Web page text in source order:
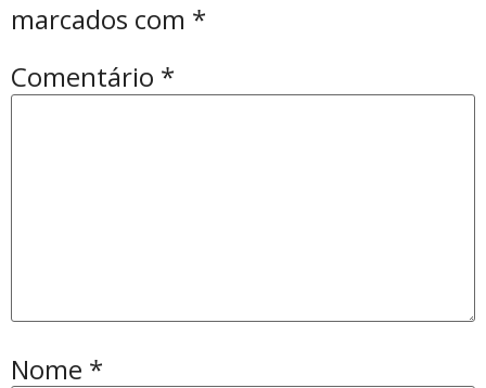
marcados com *
Comentário *
Nome *